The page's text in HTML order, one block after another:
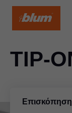
Επισκόπηση
TIP-